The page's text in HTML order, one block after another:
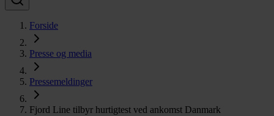
Forside
Presse og media
Pressemeldinger
Fjord Line tilbyr hurtigtest ved ankomst Danmark